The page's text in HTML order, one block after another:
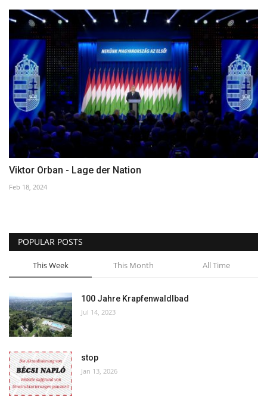
Viktor Orban - Lage der Nation
Feb 18, 2024
POPULAR POSTS
This Week This Month All Time
100 Jahre Krapfenwaldlbad
Jul 14, 2023
stop
Jan 13, 2026